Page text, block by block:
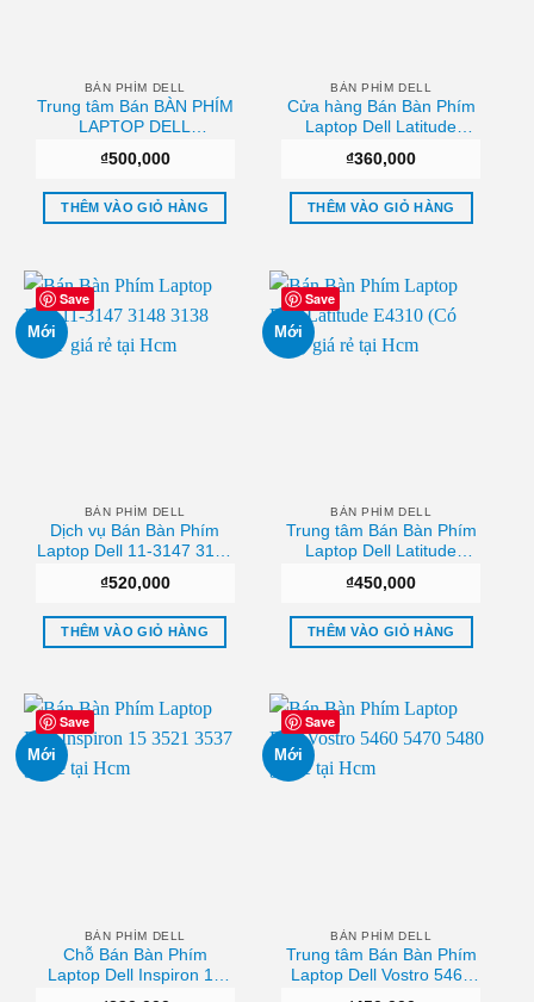
BÀN PHÍM DELL
Trung tâm Bán BÀN PHÍM
LAPTOP DELL
GAMING Chất lượng
₫500,000
THÊM VÀO GIỎ HÀNG
BÀN PHÍM DELL
Cửa hàng Bán Bàn Phím
Laptop Dell Latitude
Uy tín
₫360,000
THÊM VÀO GIỎ HÀNG
Save
Mới
BÀN PHÍM DELL
Dịch vụ Bán Bàn Phím
Laptop Dell 11-3147 3148
₫520,000
THÊM VÀO GIỎ HÀNG
Save
Mới
BÀN PHÍM DELL
Trung tâm Bán Bàn Phím
Laptop Dell Latitude
lượng
₫450,000
THÊM VÀO GIỎ HÀNG
Save
Mới
BÀN PHÍM DELL
Chỗ Bán Bàn Phím
Laptop Dell Inspiron 15
Save
Mới
BÀN PHÍM DELL
Trung tâm Bán Bàn Phím
Laptop Dell Vostro 5460